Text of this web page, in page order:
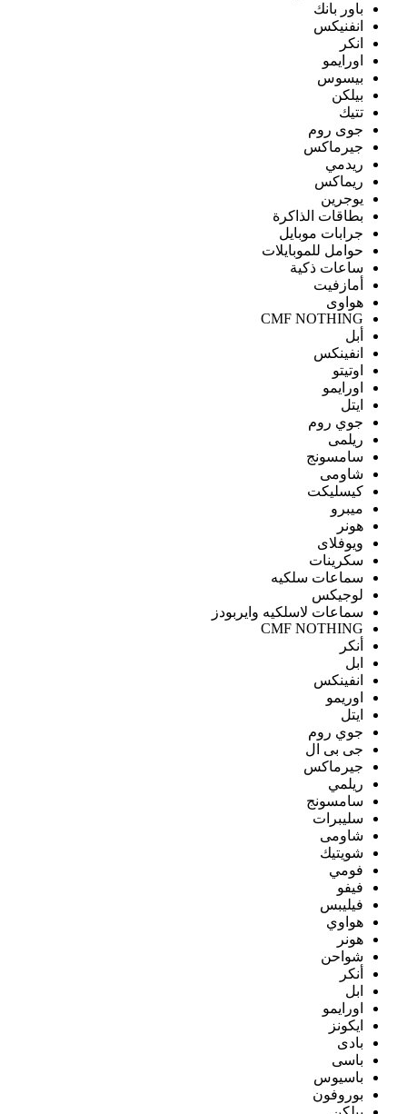
باور بانك
انفنيكس
انكر
اورايمو
بيسوس
بيلكن
تتيك
جوى روم
جيرماكس
ريدمي
ريماكس
يوجرين
بطاقات الذاكرة
جرابات موبايل
حوامل للموبايلات
ساعات ذكية
أمازفيت
هواوى
CMF NOTHING
أبل
انفينكس
اوتيتو
اورايمو
ايتل
جوي روم
ريلمى
سامسونج
شاومى
كيسليكت
ميبرو
هونر
ويوفلاى
سكرينات
سماعات سلكيه
لوجيكس
سماعات لاسلكيه وايربودز
CMF NOTHING
أنكر
ابل
انفينكس
اوريمو
ايتل
جوي روم
جى بى ال
جيرماكس
ريلمي
سامسونج
سليبرات
شاومى
شويتيك
فومي
فيفو
فيليبس
هواوي
هونر
شواحن
أنكر
ابل
اورايمو
ايكونز
بادى
باسى
باسيوس
بوروفون